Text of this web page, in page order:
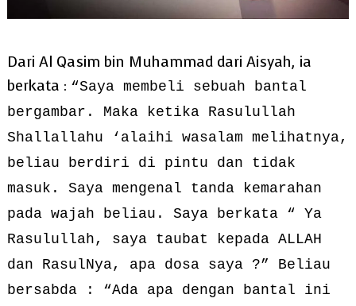
Dari Al Qasim bin Muhammad dari Aisyah, ia
berkata : “Saya membeli sebuah bantal
bergambar. Maka ketika Rasulullah
Shallallahu ‘alaihi wasalam melihatnya,
beliau berdiri di pintu dan tidak
masuk. Saya mengenal tanda kemarahan
pada wajah beliau. Saya berkata “ Ya
Rasulullah, saya taubat kepada ALLAH
dan RasulNya, apa dosa saya ?” Beliau
bersabda : “Ada apa dengan bantal ini